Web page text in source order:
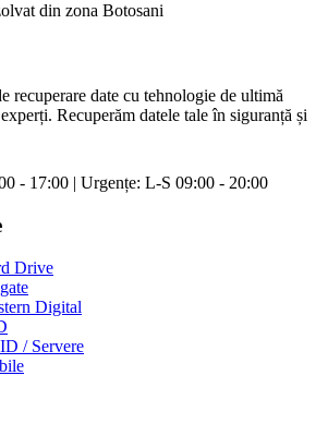
din zona Botosani
recuperare date cu tehnologie de ultimă
Recuperăm datele tale în siguranță și
- 17:00 | Urgențe: L-S 09:00 - 20:00
Drive
Digital
/ Servere